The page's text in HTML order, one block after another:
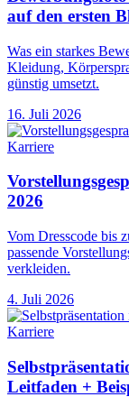
auf den ersten
Was ein starkes
Kleidung,
günstig umsetzt.
16. Juli 2026
Karriere
2026
Vom Dresscode bis
passende
verkleiden.
4. Juli 2026
Karriere
Leitfaden +